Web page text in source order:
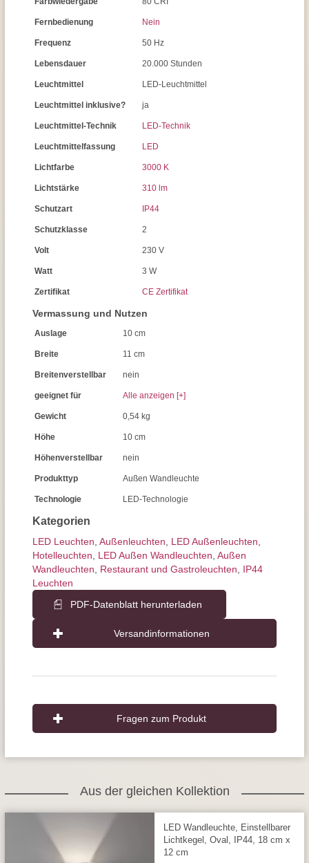
Kategorien
LED Leuchten Außen­leuchten LED Außenleuchten
Hotelleuchten
LED Außen Wandleuchten Außen
Wandleuchten
Restaurant und Gastroleuchten
IP44
Leuchten
PDF-Datenblatt herunterladen
Versandinformationen
Fernbedienung Nein
Frequenz 50 Hz
Lebensdauer 20.000 Stunden
Leuchtmittel LED-Leuchtmittel
Leuchtmittel inklusive? ja
Leuchtmittel-Technik LED-Technik
Leuchtmittelfassung LED
Lichtfarbe 3000 K
Lichtstärke 310 lm
Schutzart IP44
Schutzklasse 2
Volt 230 V
Watt 3 W
Zertifikat CE Zertifikat
Vermassung und Nutzen
Auslage 10 cm
Breite 11 cm
Breitenverstellbar nein
geeignet für Alle anzeigen [+]
Gewicht 0,54 kg
Höhe 10 cm
Höhenverstellbar nein
Produkttyp Außen Wandleuchte
Technologie LED-Technologie
Fragen zum Produkt
Aus der gleichen Kollektion
LED Wandleuchte, Einstellbarer
Lichtkegel, Oval, IP44, 18 cm x
12 cm